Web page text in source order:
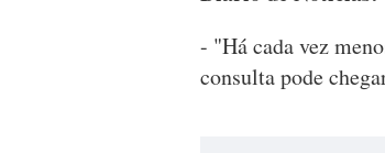
- "Há cada vez
consulta pode